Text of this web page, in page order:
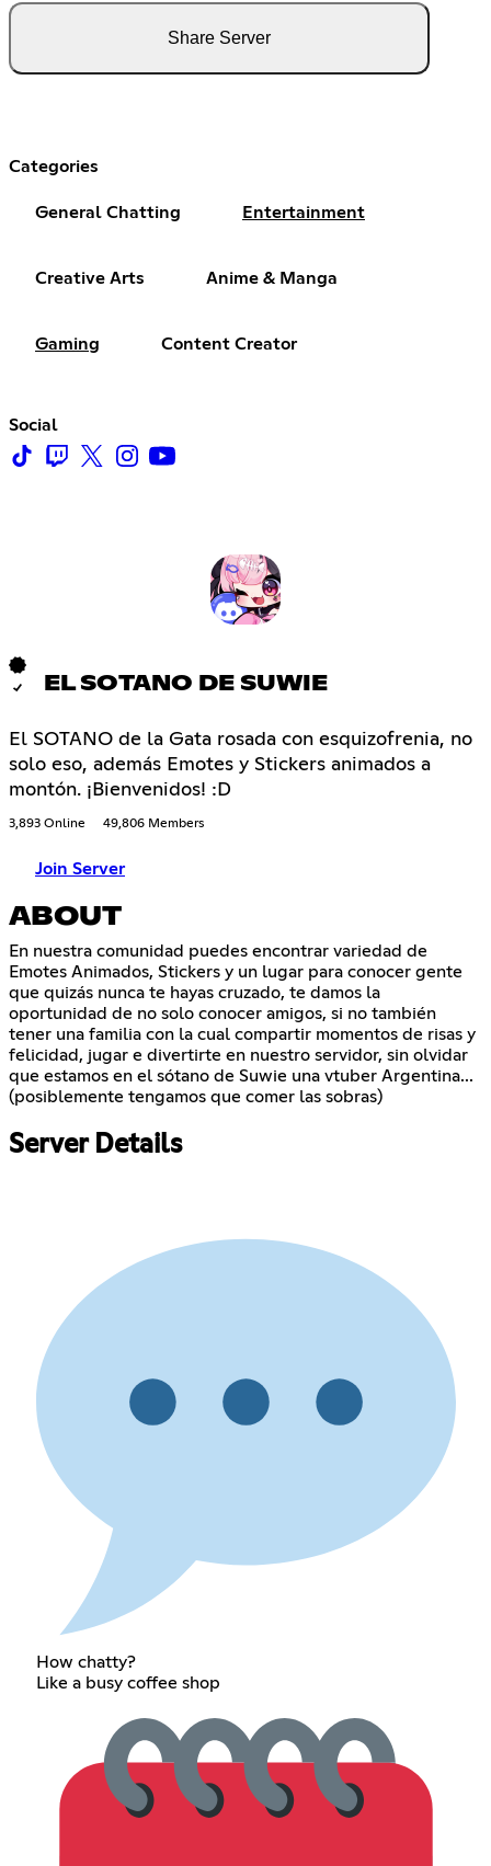
Share Server
Categories
General Chatting Entertainment
Creative Arts Anime & Manga
Gaming Content Creator
Social
EL SOTANO DE SUWIE
El SOTANO de la Gata rosada con esquizofrenia, no
solo eso, además Emotes y Stickers animados a
montón. ¡Bienvenidos! :D
3,893 Online 49,806 Members
Join Server
ABOUT
En nuestra comunidad puedes encontrar variedad de
Emotes Animados, Stickers y un lugar para conocer gente
que quizás nunca te hayas cruzado, te damos la
oportunidad de no solo conocer amigos, si no también
tener una familia con la cual compartir momentos de risas y
felicidad, jugar e divertirte en nuestro servidor, sin olvidar
que estamos en el sótano de Suwie una vtuber Argentina...
(posiblemente tengamos que comer las sobras)
Server Details
How chatty?
Like a busy coffee shop